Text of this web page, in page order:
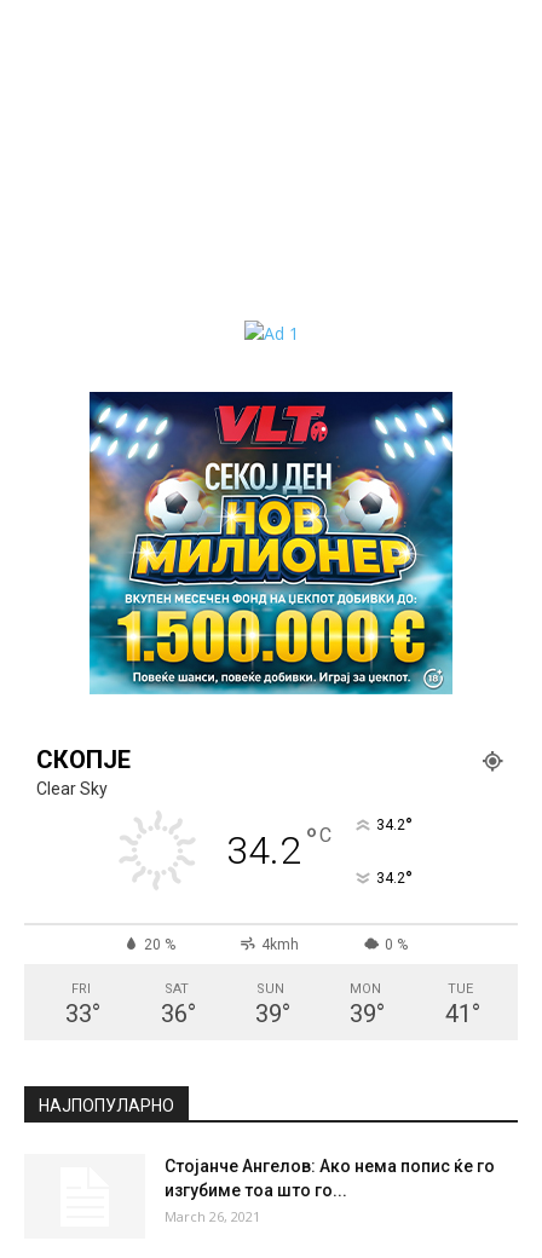
СКОПЈЕ
Clear Sky
34.2°C 34.2°
34.2°
20 % 4kmh 0 %
FRI
33°
SAT
36°
SUN
39°
MON
39°
TUE
41 °
НАЈПОПУЛАРНО
Стојанче Ангелов: Ако нема попис ќе го
изгубиме тоа што го...
March 26, 2021